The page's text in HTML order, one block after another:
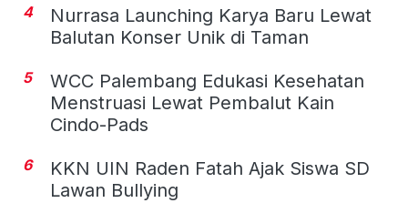
4
Nurrasa Launching Karya Baru Lewat
Balutan Konser Unik di Taman
5
WCC Palembang Edukasi Kesehatan
Menstruasi Lewat Pembalut Kain
Cindo-Pads
6
KKN UIN Raden Fatah Ajak Siswa SD
Lawan Bullying